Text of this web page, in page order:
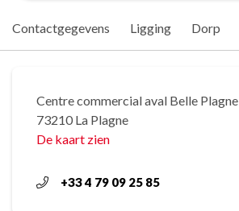
Contactgegevens Ligging Dorp
Centre commercial aval Belle Plagne
73210 La Plagne
De kaart zien
+33 4 79 09 25 85